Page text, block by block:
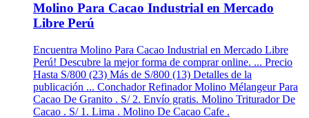
Molino Para Cacao Industrial en Mercado
Libre Perú
Encuentra Molino Para Cacao Industrial en Mercado Libre
Perú! Descubre la mejor forma de comprar online. ... Precio
Hasta S/800 (23) Más de S/800 (13) Detalles de la
publicación ... Conchador Refinador Molino Mélangeur Para
Cacao De Granito . S/ 2. Envío gratis. Molino Triturador De
Cacao . S/ 1. Lima . Molino De Cacao Cafe .